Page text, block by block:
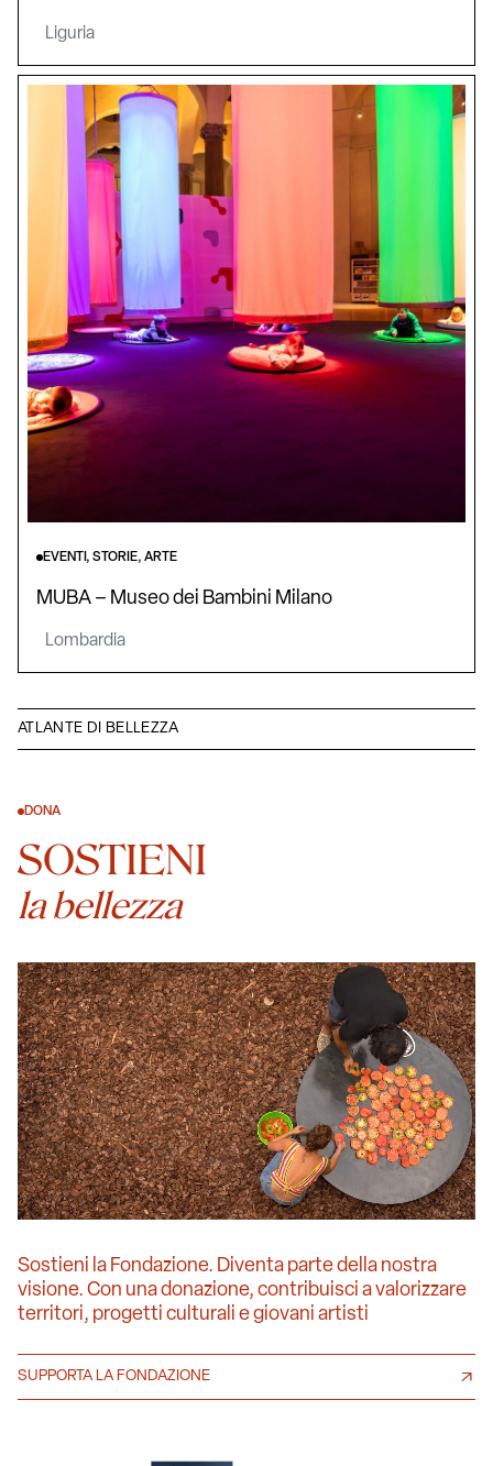
ATLANTE DI BELLEZZA
Liguria
EVENTI, STORIE, ARTE
MUBA – Museo dei Bambini Milano
Lombardia
DONA
SOSTIENI
la bellezza
Sostieni la Fondazione. Diventa parte della nostra
visione. Con una donazione, contribuisci a valorizzare
territori, progetti culturali e giovani artisti
SUPPORTA LA FONDAZIONE